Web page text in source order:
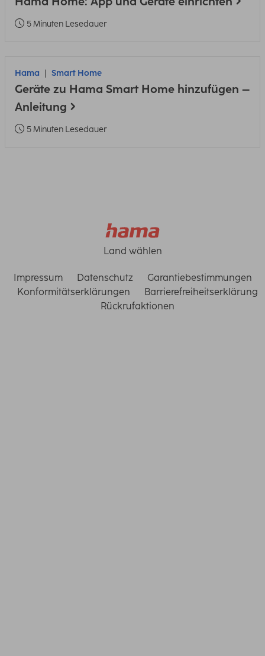
5 Minuten Lesedauer
Hama Smart Home
Geräte zu Hama Smart Home hinzufügen –
Anleitung
5 Minuten Lesedauer
Land wählen
Impressum Datenschutz
Garantiebestimmungen
Konformitätserklärungen
Barrierefreiheitserklärung
Rückrufaktionen